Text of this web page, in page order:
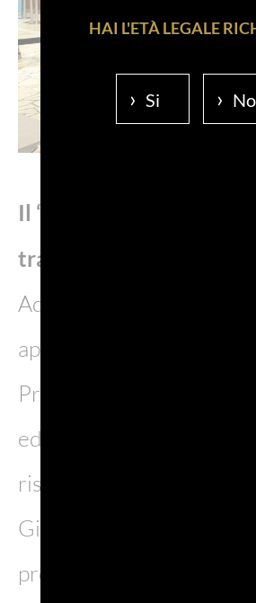
Il “Mese del Prosecco”
traguardo delle dieci
Ad agosto torna uno degli
appuntamenti più attesi:
Prosecco”, che celebra la
edizione coinvolgendo
ristoranti e wine shop in
Giappone. Protagonista
promozione al calice,
HAI L'ETÀ LEGALE
Si No